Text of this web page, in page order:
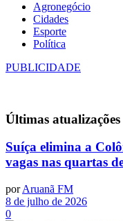
Agronegócio
Cidades
Esporte
Política
PUBLICIDADE
Últimas atualizações
Suíça elimina a
vagas nas quartas
por Aruanã FM
8 de julho de 2026
0